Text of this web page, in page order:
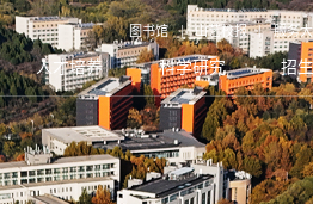
图书馆 山艺校报 服务
人才培养 科学研究 招